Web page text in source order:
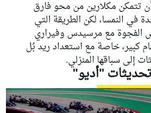
تتمكن مكلارين من محو فارق
في النمسا، لكن الطريقة التي
الفجوة مع مرسيدس وفيراري
كبير، خاصة مع استعداد ريد بُل
إلى سباقها المنزلي.
"أديو"